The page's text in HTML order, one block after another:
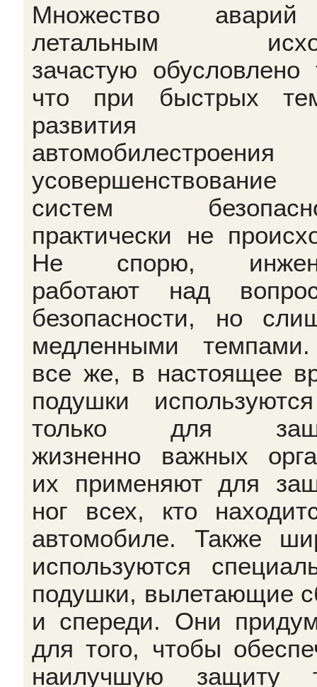
Множество
летальным
зачастую обусловлено
что при быстрых
развития
автомобилестроения
усовершенствование
систем
практически не
Не спорю,
работают над
безопасности, но
медленными
все же, в настоящее
подушки
только для
жизненно важных
их применяют для
ног всех, кто
автомобиле. Также
используются
подушки, вылетающие
и спереди. Они
для того, чтобы
наилучшую защиту